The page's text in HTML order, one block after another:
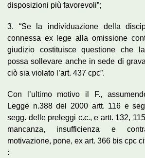
disposizioni più favorevoli”;
3. “Se la individuazione della
connessa ex lege alla omissione
giudizio costituisce questione che
possa sollevare anche in sede di
ciò sia violato l’art. 437 cpc”.
Con l’ultimo motivo il F.,
Legge n.388 del 2000 artt. 116 e
segg. delle preleggi c.c., e artt. 132,
mancanza, insufficienza e
motivazione, pone, ex art. 366 bis cpc
: